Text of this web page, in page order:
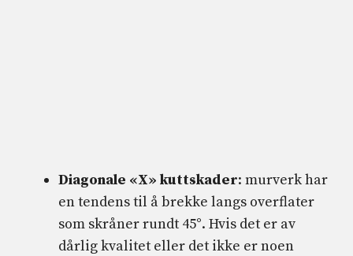
Diagonale «X» kuttskader: murverk har
en tendens til å brekke langs overflater
som skråner rundt 45°. Hvis det er av
dårlig kvalitet eller det ikke er noen